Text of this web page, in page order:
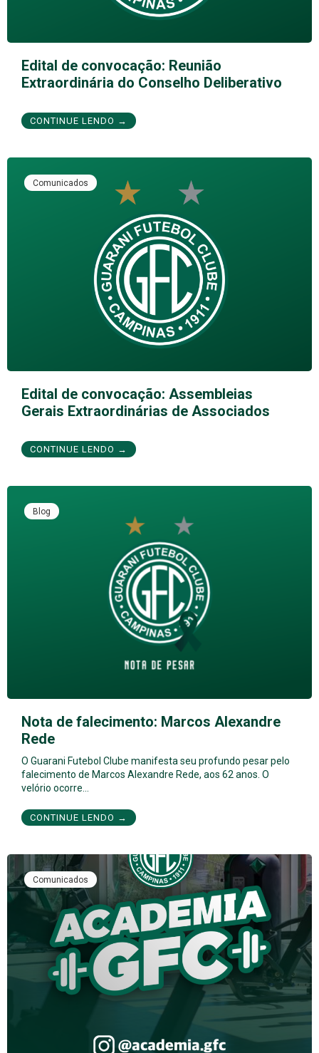
Edital de convocação: Reunião
Extraordinária do Conselho Deliberativo
CONTINUE LENDO →
Comunicados
Edital de convocação: Assembleias
Gerais Extraordinárias de Associados
CONTINUE LENDO →
Blog
Nota de falecimento: Marcos Alexandre
Rede
O Guarani Futebol Clube manifesta seu profundo pesar pelo
falecimento de Marcos Alexandre Rede, aos 62 anos. O
velório ocorre…
CONTINUE LENDO →
Comunicados